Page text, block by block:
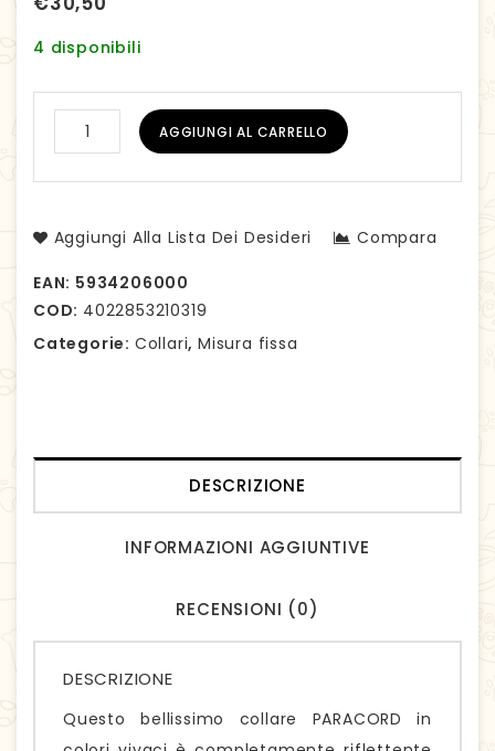
4 disponibili
AGGIUNGI AL CARRELLO
Aggiungi Alla Lista Dei Desideri Compara
EAN: 5934206000
COD: 4022853210319
Categorie: Collari,Misura fissa
DESCRIZIONE
INFORMAZIONI AGGIUNTIVE
RECENSIONI (0)
DESCRIZIONE
Questo bellissimo collare PARACORD in